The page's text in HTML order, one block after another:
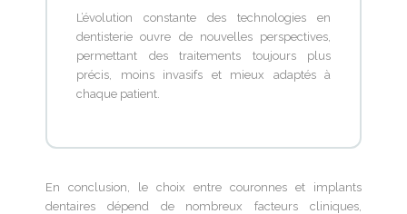
L’évolution constante des technologies en
dentisterie ouvre de nouvelles perspectives,
permettant des traitements toujours plus
précis, moins invasifs et mieux adaptés à
chaque patient.
En conclusion, le choix entre couronnes et implants
dentaires dépend de nombreux facteurs cliniques,